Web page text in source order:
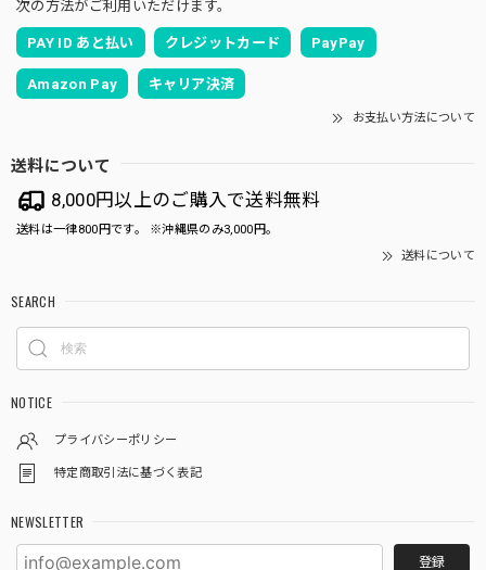
次の方法がご利用いただけます。
PAY ID あと払い クレジットカード PayPay
Amazon Pay キャリア決済
お支払い方法について
送料について
8,000円以上のご購入で送料無料
送料は一律800円です。 ※沖縄県のみ3,000円。
送料について
SEARCH
NOTICE
プライバシーポリシー
特定商取引法に基づく表記
NEWSLETTER
登録